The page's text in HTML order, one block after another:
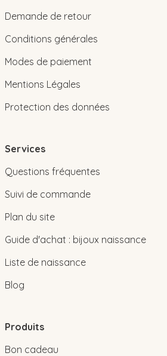
Demande de retour
Conditions générales
Modes de paiement
Mentions Légales
Protection des données
Services
Questions fréquentes
Suivi de commande
Plan du site
Guide d'achat : bijoux naissance
Liste de naissance
Blog
Produits
Bon cadeau